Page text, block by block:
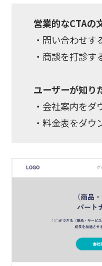
営業的なCTAの
・問い合わせす
・商談を打診す
ユーザーが知り
・会社案内をダ
・料金表をダウ